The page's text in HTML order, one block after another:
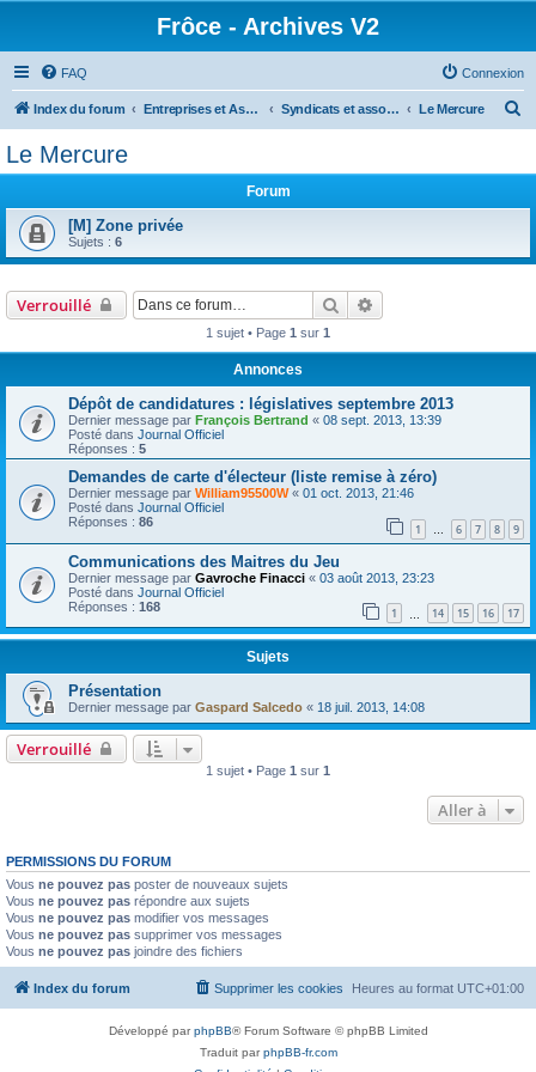
Frôce - Archives V2
FAQ Connexion
Index du forum Entreprises et Associations Syndicats et associations Le Mercure
Le Mercure
Forum
[M] Zone privée
Sujets : 6
Verrouillé Rechercher
1 sujet • Page 1 sur 1
Annonces
Dépôt de candidatures : législatives septembre 2013
Dernier message par François Bertrand « 08 sept. 2013, 13:39
Posté dans Journal Officiel
Réponses : 5
Demandes de carte d'électeur (liste remise à zéro)
Dernier message par William95500W« 01 oct. 2013, 21:46
Posté dans Journal Officiel
Réponses : 86 1 … 6 7 8 9
Communications des Maitres du Jeu
Dernier message par Gavroche Finacci « 03 août 2013, 23:23
Posté dans Journal Officiel
Réponses : 168 1 14 15 16 17
Sujets
Présentation
Dernier message par Gaspard Salcedo « 18 juil. 2013, 14:08
Verrouillé
1 sujet • Page 1 sur 1
Aller à
PERMISSIONS DU FORUM
Vous ne pouvez pas poster de nouveaux sujets
Vous ne pouvez pas répondre aux sujets
Vous ne pouvez pas modifier vos messages
Vous ne pouvez pas supprimer vos messages
Vous ne pouvez pas joindre des fichiers
Index du forum Heures au format UTC+01:00
Supprimer les cookies
Développé parphpBB® Forum Software © phpBB Limited
Traduit parphpBB-fr.com